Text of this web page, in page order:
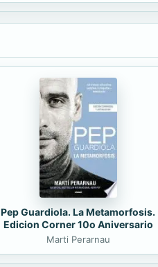
Pep Guardiola. La Metamorfosis.
Edicion Corner 10o Aniversario
Marti Perarnau